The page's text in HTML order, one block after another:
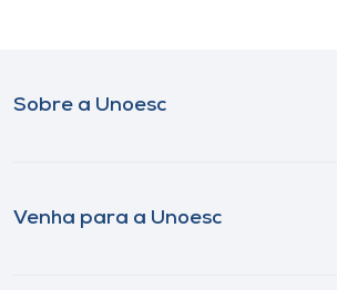
Sobre a Unoesc
Venha para a Unoesc